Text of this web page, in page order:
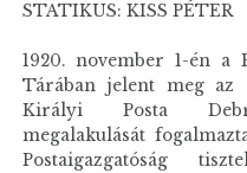
STATIKUS: KISS PÉTER
1920. november 1-én a
Tárában jelent meg az
Királyi Posta
megalakulását
Postaigazgatóság